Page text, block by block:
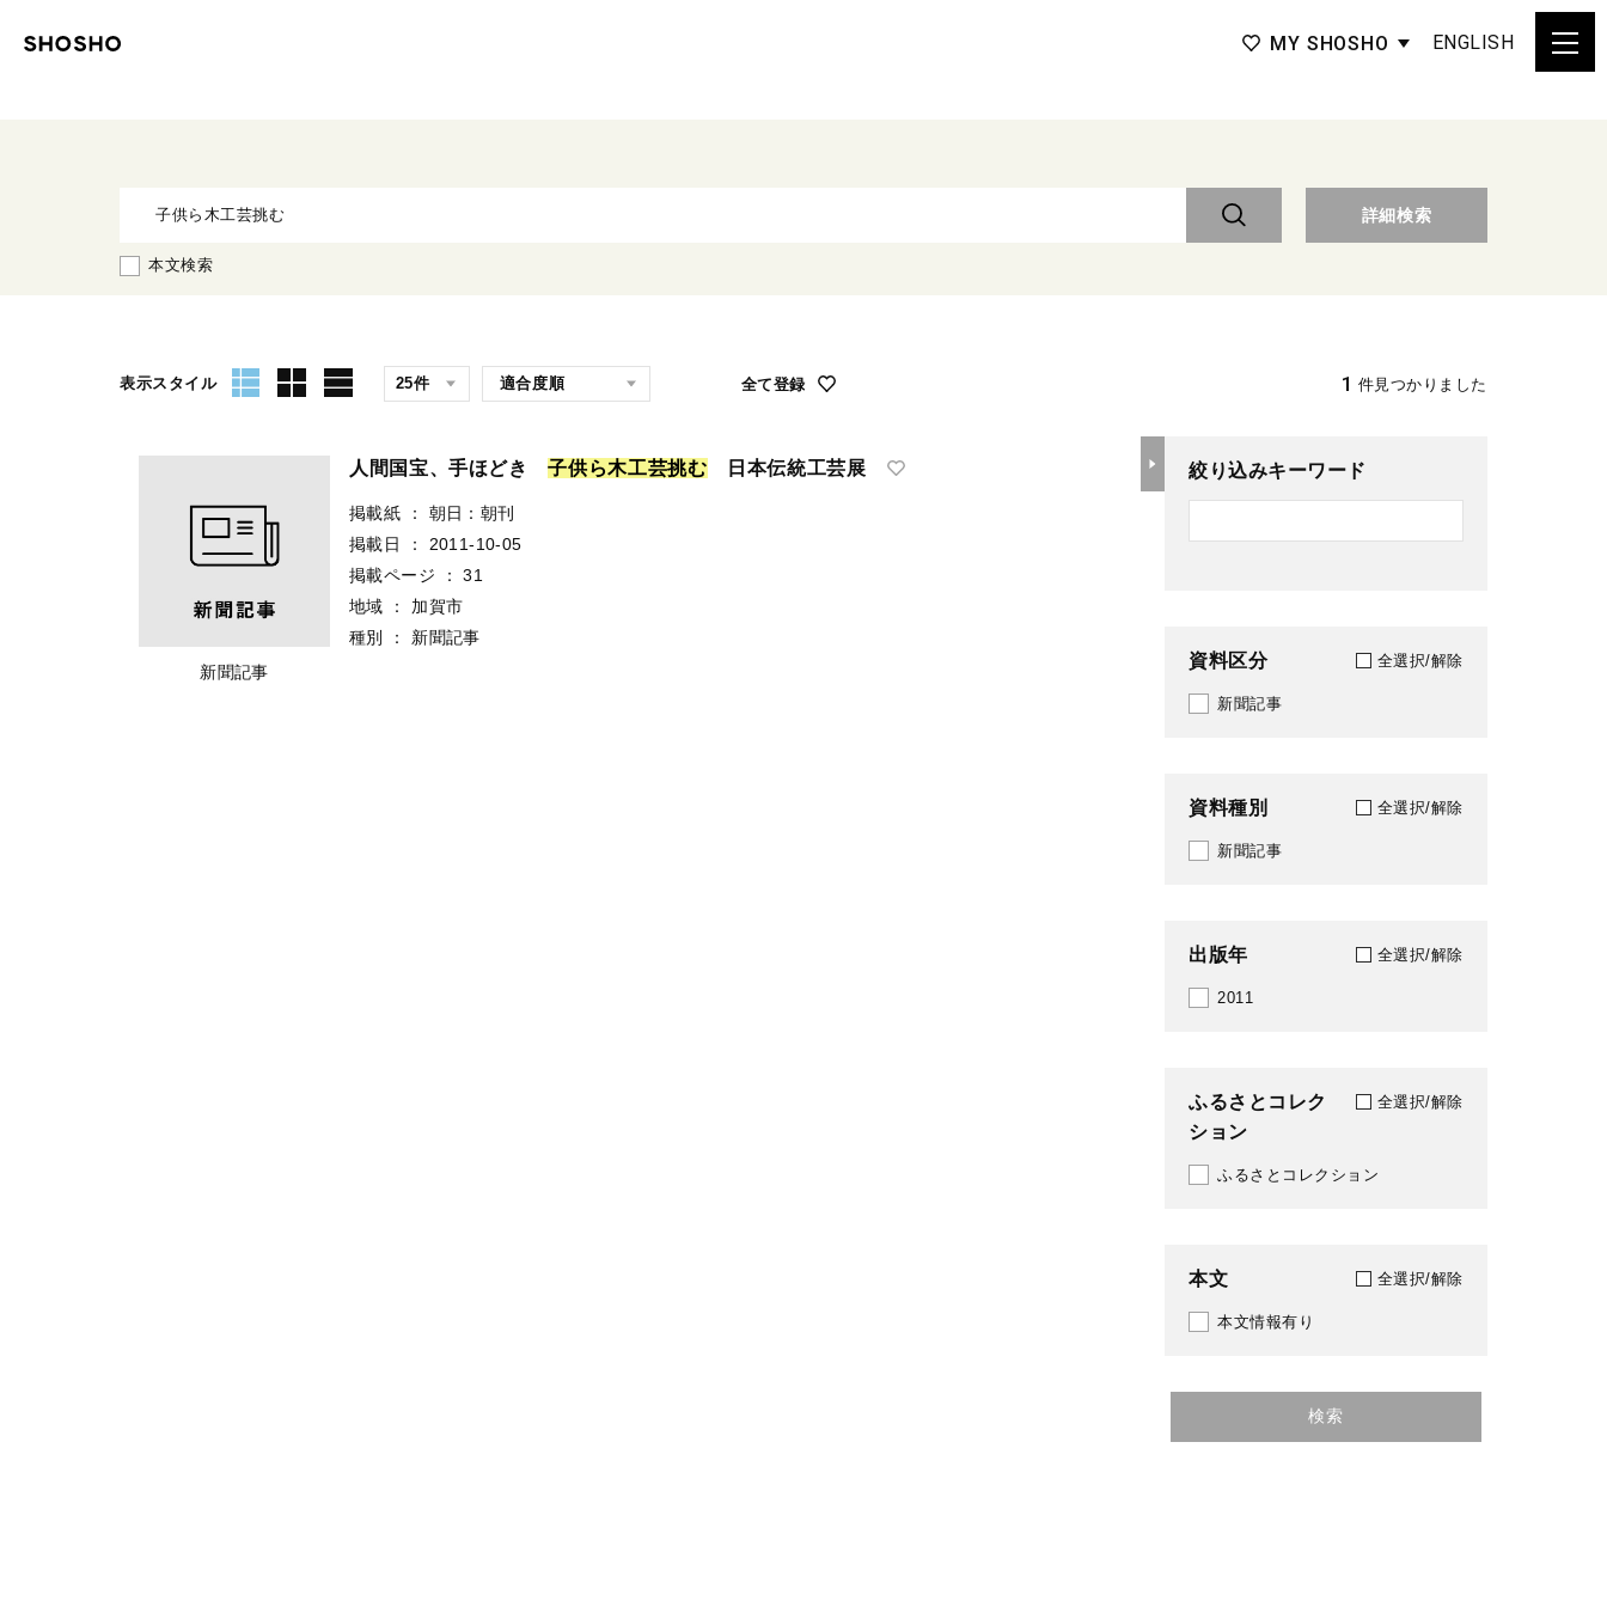
MY SHOSHO ENGLISH
詳細検索
本文検索
表示スタイル 全て登録 1 件見つかりました
新聞記事
人間国宝、手ほどき子供ら木工芸挑む 日本伝統工芸展
掲載紙 ：
朝日：朝刊
掲載日
：
2011-10-05
掲載ページ
：
31
地域
：
加賀市
種別
： 新聞記事
絞り込みキーワード
資料区分 全選択/解除
新聞記事
資料種別 全選択/解除
新聞記事
出版年 全選択/解除
2011
ふるさとコレク
ション
全選択/解除
ふるさとコレクション
本文 全選択/解除
本文情報有り
検索